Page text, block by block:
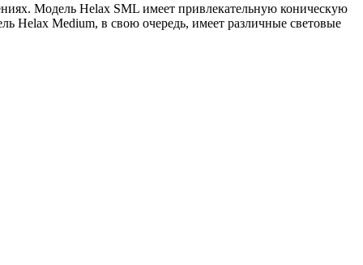
Модель Helax SML имеет привлекательную коническую
Helax Medium, в свою очередь, имеет различные световые